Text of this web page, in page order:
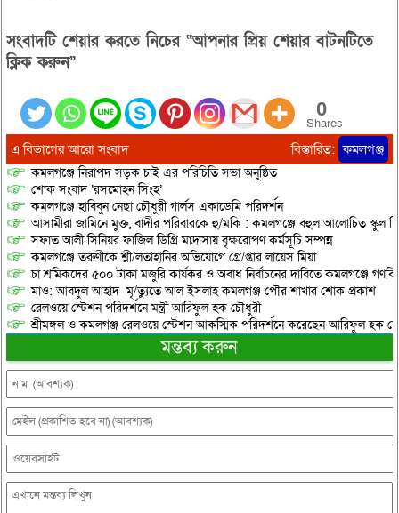
সংবাদটি শেয়ার করতে নিচের “আপনার প্রিয় শেয়ার বাটনটিতে
ক্লিক করুন”
0
Shares
এ বিভাগের আরো সংবাদ বিস্তারিত: কমলগঞ্জ
কমলগঞ্জে নিরাপদ সড়ক চাই এর পরিচিতি সভা অনুষ্ঠিত
শোক সংবাদ ‘রসমোহন সিংহ’
কমলগঞ্জে হাবিবুন নেছা চৌধুরী গার্লস একাডেমি পরিদর্শন
আসামীরা জামিনে মুক্ত, বাদীর পরিবারকে হু/মকি : কমলগঞ্জে বহুল আলোচিত স্কুল
সফাত আলী সিনিয়র ফাজিল ডিগ্রি মাদ্রাসায় বৃক্ষরোপণ কর্মসূচি সম্পন্ন
কমলগঞ্জে তরুণীকে শ্লী/লতাহানির অভিযোগে গ্রে/প্তার লায়েস মিয়া
চা শ্রমিকদের ৫০০ টাকা মজুরি কার্যকর ও অবাধ নির্বাচনের দাবিতে কমলগঞ্জে
মাও: আবদুল আহাদ মৃ/ত্যুতে আল ইসলাহ কমলগঞ্জ পৌর শাখার শোক প্রকাশ
রেলওয়ে স্টেশন পরিদর্শনে মন্ত্রী আরিফুল হক চৌধুরী
শ্রীমঙ্গল ও কমলগঞ্জ রেলওয়ে স্টেশন আকস্মিক পরিদর্শনে করেছেন আরিফুল হক
মন্তব্য করুন